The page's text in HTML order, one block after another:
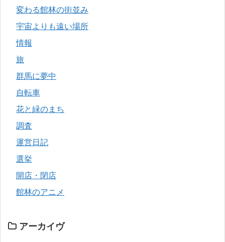
変わる館林の街並み
宇宙よりも遠い場所
情報
旅
群馬に夢中
自転車
花と緑のまち
調査
運営日記
選挙
開店・閉店
館林のアニメ
アーカイヴ